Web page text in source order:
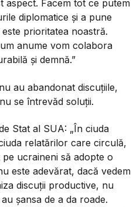
aspect. Facem tot ce putem
diplomatice și a pune
prioritatea noastră.
anume vom colabora
și demnă.”
au abandonat discuțiile,
se întrevăd soluții.
Stat al SUA: „În ciuda
relatărilor care circulă,
ucraineni să adopte o
este adevărat, dacă vedem
discuții productive, nu
șansa de a da roade.